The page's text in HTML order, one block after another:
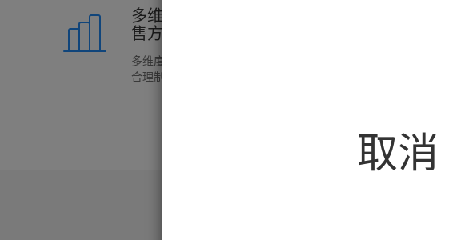
多维度数据汇总，分析销售情况，快速调整 销
售方案
多维度统计销售数据，针对实际销售情况，快速调整营销策略，
合理制定促销方案